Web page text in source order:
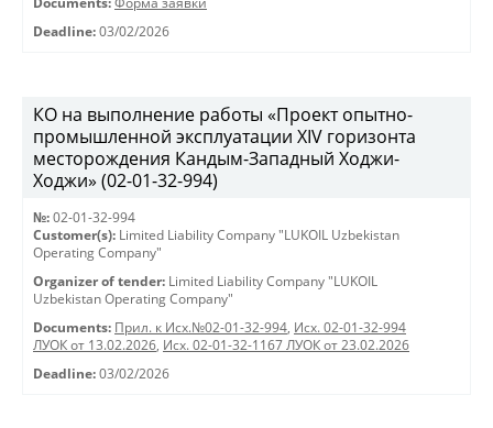
Deadline: 03/02/2026
КО на выполнение работы «Проект опытно-
промышленной эксплуатации XIV горизонта
месторождения Кандым-Западный Ходжи-
Ходжи» (02-01-32-994)
№: 02-01-32-994
Customer(s): Limited Liability Company "LUKOIL Uzbekistan
Operating Company"
Organizer of tender: Limited Liability Company "LUKOIL
Uzbekistan Operating Company"
Documents: Прил. к Исх.№02-01-32-994, Исх. 02-01-32-994
ЛУОК от 13.02.2026, Исх. 02-01-32-1167 ЛУОК от 23.02.2026
Deadline: 03/02/2026